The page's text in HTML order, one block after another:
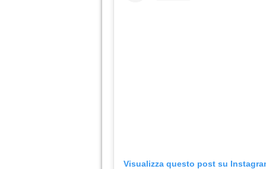
Visualizza questo post su